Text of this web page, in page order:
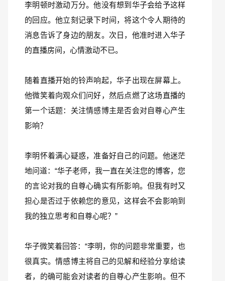
李明顿时激动万分。他没有想到华子会给予这样
的回应。他立刻记录下时间，将这个令人期待的
消息告诉了身边的朋友。次日，他准时进入华子
的直播房间，心情激动不已。
随着直播开始的铃声响起，华子出现在屏幕上。
他微笑着向观众们问好，然后点燃了这场直播的
第一个话题：关注情感博主是否会对自尊心产生
影响？
李明怀着满心疑惑，准备好自己的问题。他迷茫
地问道：“华子老师，我一直在关注您的博客，您
的言论对我的自尊心确实有所影响。但我有时又
担心是否过于依赖您的意见，这样会不会影响到
我的独立思考和自尊心呢？”
华子微笑着回答：“李明，你的问题非常重要，也
很真实。情感博主将自己的见解和经验分享给读
者，的确可能会对读者的自尊心产生影响。但不